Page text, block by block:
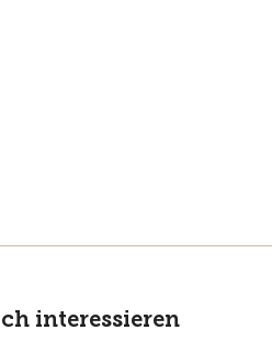
interessieren